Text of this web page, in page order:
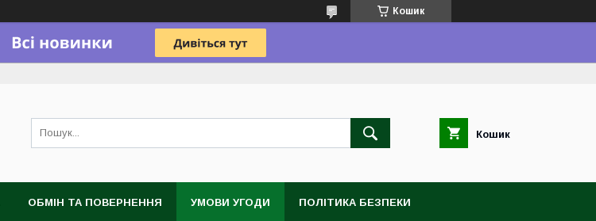
Кошик
Кошик
ОБМІН ТА ПОВЕРНЕННЯ УМОВИ УГОДИ ПОЛІТИКА БЕЗПЕКИ